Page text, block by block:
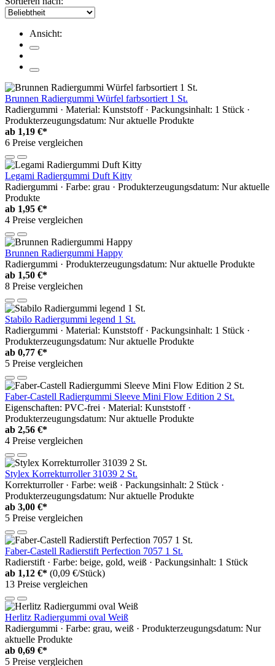
Ansicht:
Brunnen Radiergummi Würfel farbsortiert 1 St.
Radiergummi · Material: Kunststoff · Packungsinhalt: 1 Stück ·
Produkterzeugungsdatum: Nur aktuelle Produkte
ab 1,19 €*
6 Preise vergleichen
Legami Radiergummi Duft Kitty
Radiergummi · Farbe: grau · Produkterzeugungsdatum: Nur aktuelle
Produkte
ab 1,95 €*
4 Preise vergleichen
Brunnen Radiergummi Happy
Radiergummi · Produkterzeugungsdatum: Nur aktuelle Produkte
ab 1,50 €*
8 Preise vergleichen
Stabilo Radiergummi legend 1 St.
Radiergummi · Material: Kunststoff · Packungsinhalt: 1 Stück ·
Produkterzeugungsdatum: Nur aktuelle Produkte
ab 0,77 €*
5 Preise vergleichen
Faber-Castell Radiergummi Sleeve Mini Flow Edition 2 St.
Eigenschaften: PVC-frei · Material: Kunststoff ·
Produkterzeugungsdatum: Nur aktuelle Produkte
ab 2,56 €*
4 Preise vergleichen
Stylex Korrekturroller 31039 2 St.
Korrekturroller · Farbe: weiß · Packungsinhalt: 2 Stück ·
Produkterzeugungsdatum: Nur aktuelle Produkte
ab 3,00 €*
5 Preise vergleichen
Faber-Castell Radierstift Perfection 7057 1 St.
Radierstift · Farbe: beige, gold, weiß · Packungsinhalt: 1 Stück
ab 1,12 €* (0,09 €/Stück)
13 Preise vergleichen
Herlitz Radiergummi oval Weiß
Radiergummi · Farbe: grau, weiß · Produkterzeugungsdatum: Nur
aktuelle Produkte
ab 0,69 €*
5 Preise vergleichen